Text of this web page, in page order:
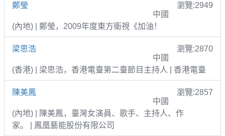
鄭瑩
瀏覽:2949
中國
(內地) | 鄭瑩，2009年度東方衛視《加油！
梁思浩
瀏覽:2870
中國
(香港) | 梁思浩，香港電臺第二臺節目主持人 | 香港電臺
陳美鳳
瀏覽:2857
中國
(內地) | 陳美鳳，臺灣女演員、歌手、主持人、作
家。 | 鳳凰藝能股份有限公司